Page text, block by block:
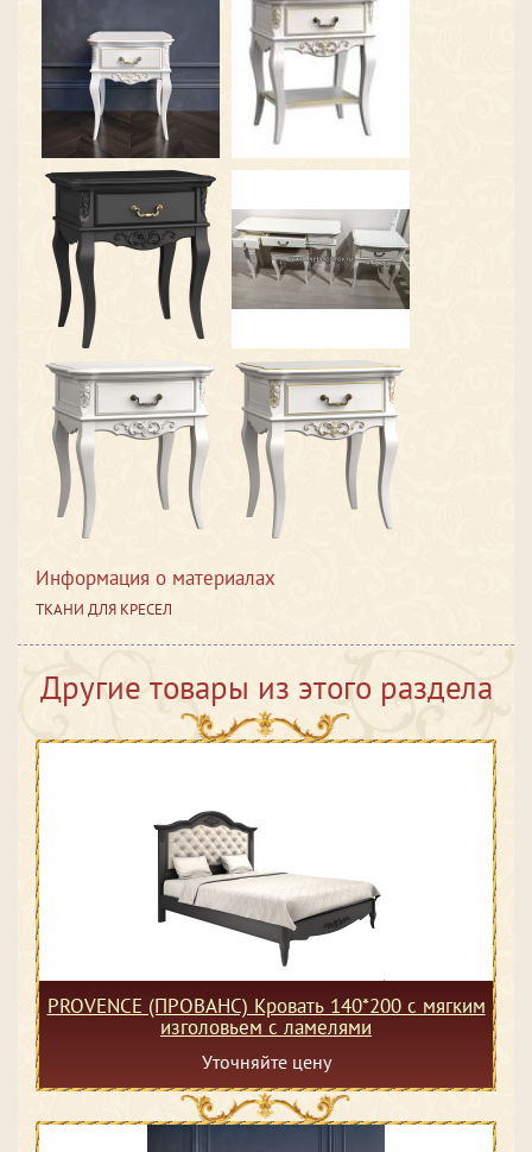
Информация о материалах
ТКАНИ ДЛЯ КРЕСЕЛ
Другие товары из этого раздела
PROVENCE (ПРОВАНС) Кровать 140*200 с мягким
изголовьем с ламелями
Уточняйте цену